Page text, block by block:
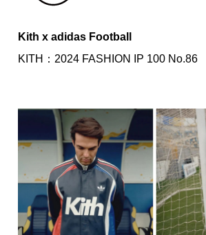
Kith x adidas Football
KITH：2024 FASHION IP 100 No.86